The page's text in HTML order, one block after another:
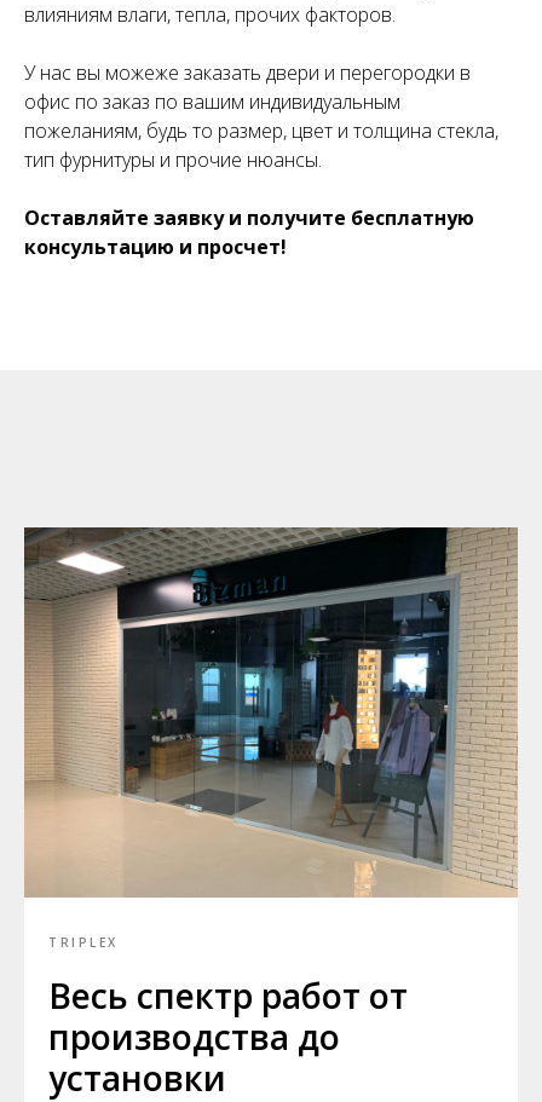
влияниям влаги, тепла, прочих факторов.
У нас вы можеже заказать двери и перегородки в
офис по заказ по вашим индивидуальным
пожеланиям, будь то размер, цвет и толщина стекла,
тип фурнитуры и прочие нюансы.
Оставляйте заявку и получите бесплатную
консультацию и просчет!
TRIPLEX
Весь спектр работ от
производства до
установки